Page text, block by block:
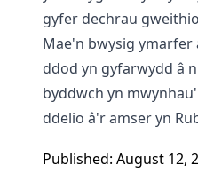
gyfer dechrau
Mae'n bwysig
ddod yn gyfarwydd â
byddwch yn
ddelio â'r amser yn
Published: August 12,